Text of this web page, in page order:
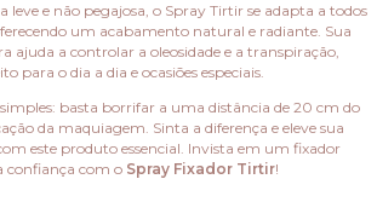
e não pegajosa, o Spray Tirtir se adapta a todos
um acabamento natural e radiante. Sua
ajuda a controlar a oleosidade e a transpiração,
para o dia a dia e ocasiões especiais.
basta borrifar a uma distância de 20 cm do
da maquiagem. Sinta a diferença e eleve sua
este produto essencial. Invista em um fixador
confiança com o Spray Fixador Tirtir!